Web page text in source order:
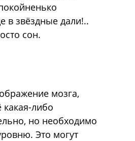
в звёздные дали!..
сон.
мозга,
либо
но необходимо
Это могут